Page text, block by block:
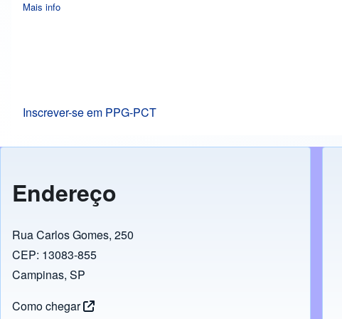
Mais info
Inscrever-se em PPG-PCT
Endereço
Rua Carlos Gomes, 250
CEP: 13083-855
Campinas, SP
Como chegar